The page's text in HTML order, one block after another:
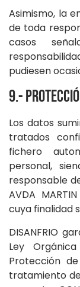
Asimismo, la
de toda
casos
pudiesen
9.-
Los datos
tratados
fichero
personal,
responsable
AVDA
cuya finalidad
DISANFRIO
Ley
Protección
tratamiento